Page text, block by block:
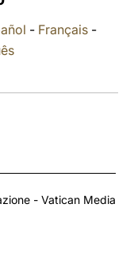
- Français-
- Vatican Media